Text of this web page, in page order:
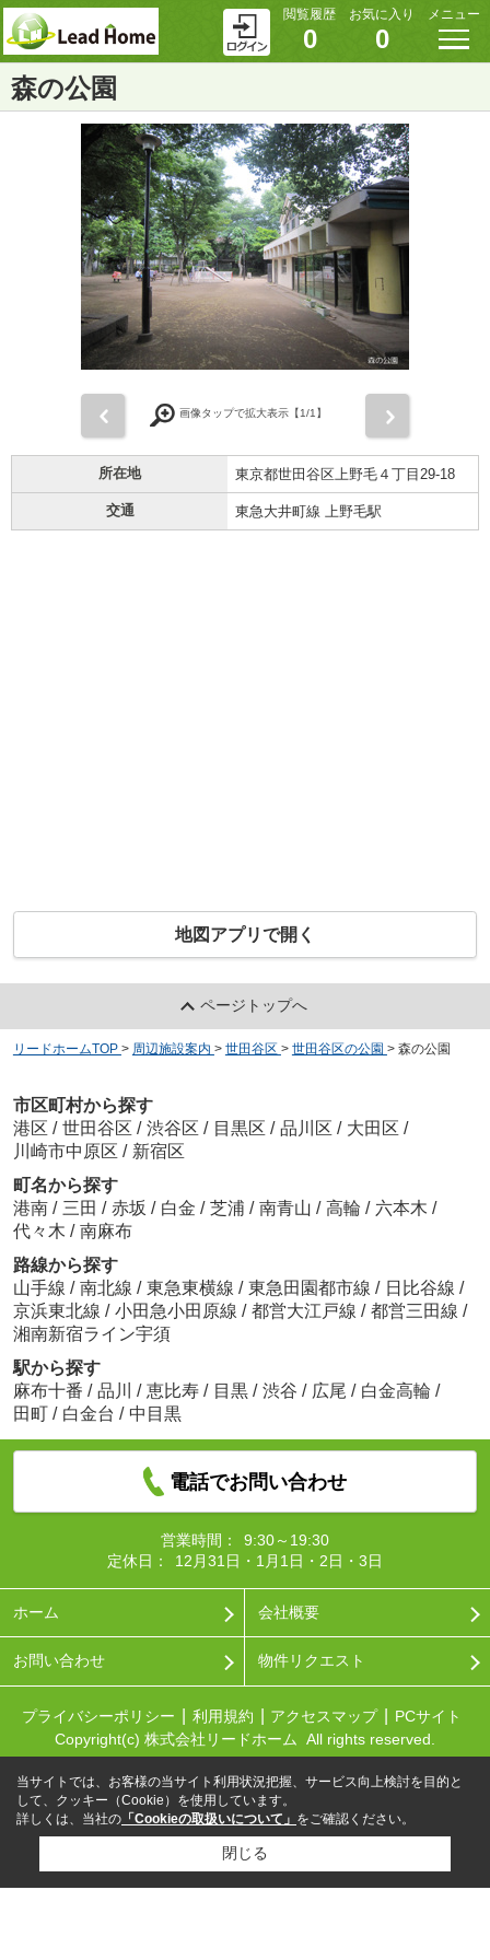
閲覧履歴
0
お気に入り
0
メニュー
森の公園
画像タップで拡大表示【1/1】
所在地 東京都世田谷区上野毛４丁目29-18
交通 東急大井町線 上野毛駅
地図アプリで開く
ページトップへ
リードホームTOP > 周辺施設案内 > 世田谷区 > 世田谷区の公園 > 森の公園
市区町村から探す
港区 / 世田谷区 / 渋谷区 / 目黒区 / 品川区 / 大田区 /
川崎市中原区 / 新宿区
町名から探す
港南 / 三田 / 赤坂 / 白金 / 芝浦 / 南青山 / 高輪 / 六本木 /
代々木 / 南麻布
路線から探す
山手線 / 南北線 / 東急東横線 / 東急田園都市線 / 日比谷線 /
京浜東北線 / 小田急小田原線 / 都営大江戸線 / 都営三田線 /
湘南新宿ライン宇須
駅から探す
麻布十番 / 品川 / 恵比寿 / 目黒 / 渋谷 / 広尾 / 白金高輪 /
田町 / 白金台 / 中目黒
電話でお問い合わせ
営業時間：
9:30～19:30
定休日：
12月31日・1月1日・2日・3日
ホーム 会社概要
お問い合わせ 物件リクエスト
プライバシーポリシー 利用規約 アクセスマップ
PCサイト
Copyright(c) 株式会社リードホーム All rights reserved.
当サイトでは、お客様の当サイト利用状況把握、サービス向上検討を目的と
して、クッキー（Cookie）を使用しています。
詳しくは、当社の 「Cookieの取扱いについて」 をご確認ください。
閉じる